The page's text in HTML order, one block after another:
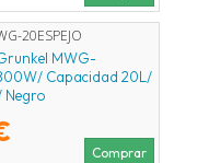
20ESPEJO
MWG-
Capacidad 20L/
Negro
Comprar